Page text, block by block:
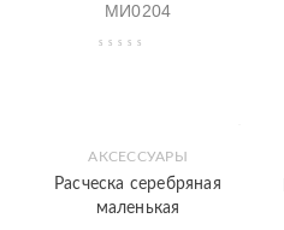
МИ0204
АКСЕССУАРЫ
Расческа серебряная
маленькая